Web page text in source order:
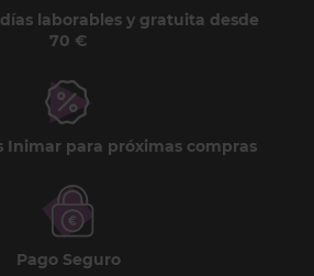
laborables y gratuita desde
70 €
Inimar para próximas compras
Pago Seguro